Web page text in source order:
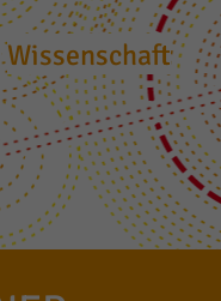
Wissenschaft